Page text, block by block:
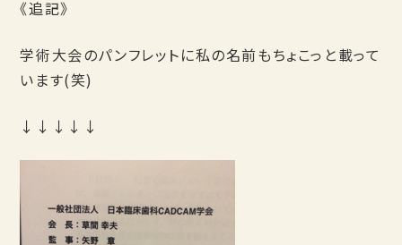
《追記》
学術大会のパンフレットに私の名前もちょこっと載って
います(笑)
↓↓↓↓↓